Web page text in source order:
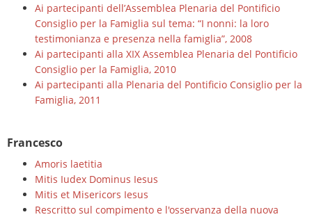
Ai partecipanti dell’Assemblea Plenaria del Pontificio
Consiglio per la Famiglia sul tema: “I nonni: la loro
testimonianza e presenza nella famiglia”, 2008
Ai partecipanti alla XIX Assemblea Plenaria del Pontificio
Consiglio per la Famiglia, 2010
Ai partecipanti alla Plenaria del Pontificio Consiglio per la
Famiglia, 2011
Francesco
Amoris laetitia
Mitis Iudex Dominus Iesus
Mitis et Misericors Iesus
Rescritto sul compimento e l'osservanza della nuova